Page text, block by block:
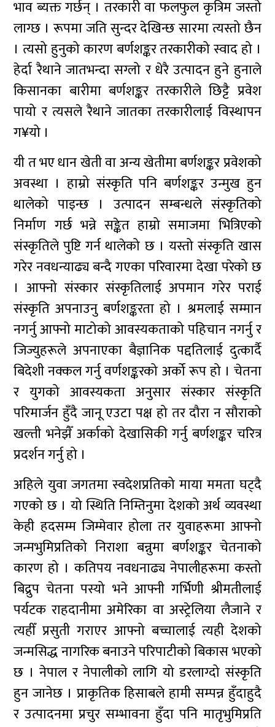
भाव ब्यक्त गर्छन् । तरकारी वा फलफुल कृत्रिम जस्तो
लाग्छ । रूपमा जति सुन्दर देखिन्छ सारमा त्यस्तो छैन
। त्यसो हुनुको कारण बर्णशङ्कर तरकारीको स्वाद हो ।
हेर्दा रैथाने जातभन्दा सग्लो र धेरै उत्पादन हुने हुनाले
किसानका बारीमा बर्णशङ्कर तरकारीले छिट्टै प्रवेश
पायो र त्यसले रैथाने जातका तरकारीलाई विस्थापन
ग¥यो ।
यी त भए धान खेती वा अन्य खेतीमा बर्णशङ्कर प्रवेशको
अवस्था । हाम्रो संस्कृति पनि बर्णशङ्कर उन्मुख हुन
थालेको पाइन्छ । उत्पादन सम्बन्धले संस्कृतिको
निर्माण गर्छ भन्ने सङ्केत हाम्रो समाजमा भित्रिएको
संस्कृतिले पुष्टि गर्न थालेको छ । यस्तो संस्कृति खास
गरेर नवधन्याढ्य बन्दै गएका परिवारमा देखा परेको छ
। आफ्नो संस्कार संस्कृतिलाई अपमान गरेर पराई
संस्कृति अपनाउनु बर्णशङ्करता हो । श्रमलाई सम्मान
नगर्नु आफ्नो माटोको आवस्यकताको पहिचान नगर्नु र
जिज्युहरूले अपनाएका बैज्ञानिक पद्दतिलाई दुत्कार्दै
बिदेशी नक्कल गर्नु वर्णशङ्करको अर्को रूप हो । चेतना
र युगको आवस्यकता अनुसार संस्कार संस्कृति
परिमार्जन हुँदै जानू एउटा पक्ष हो तर दौरा न सौराको
खल्ती भनेझैँ अर्काको देखासिकी गर्नु बर्णशङ्कर चरित्र
प्रदर्शन गर्नु हो ।
अहिले युवा जगतमा स्वदेशप्रतिको माया ममता घट्दै
गएको छ । यो स्थिति निम्तिनुमा देशको अर्थ व्यवस्था
केही हदसम्म जिम्मेवार होला तर युवाहरूमा आफ्नो
जन्मभुमिप्रतिको निराशा बन्नुमा बर्णशङ्कर चेतनाको
कारण हो । कतिपय नवधनाढ्य नेपालीहरूमा कस्तो
बिद्रुप चेतना पस्यो भने आफ्नी गर्भिणी श्रीमतीलाई
पर्यटक राहदानीमा अमेरिका वा अस्ट्रेलिया लैजाने र
त्यहीँ प्रसुती गराएर आफ्नो बच्चालाई त्यही देशको
जन्मसिद्ध नागरिक बनाउने परिपाटीको बिकास भएको
छ । नेपाल र नेपालीको लागि यो डरलाग्दो संस्कृति
हुन जानेछ । प्राकृतिक हिसाबले हामी सम्पन्न हुँदाहुदै
र उत्पादनमा प्रचुर सम्भावना हुँदा पनि मातृभुमिप्रति